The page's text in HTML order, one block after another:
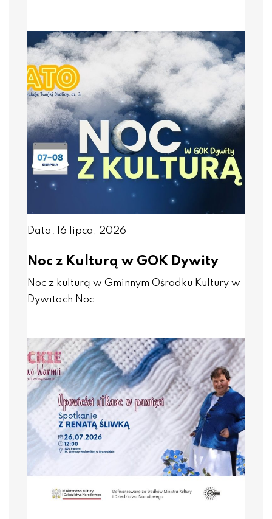
Data: 16 lipca, 2026
Noc z Kulturą w GOK Dywity
Noc z kulturą w Gminnym Ośrodku Kultury w
Dywitach Noc…